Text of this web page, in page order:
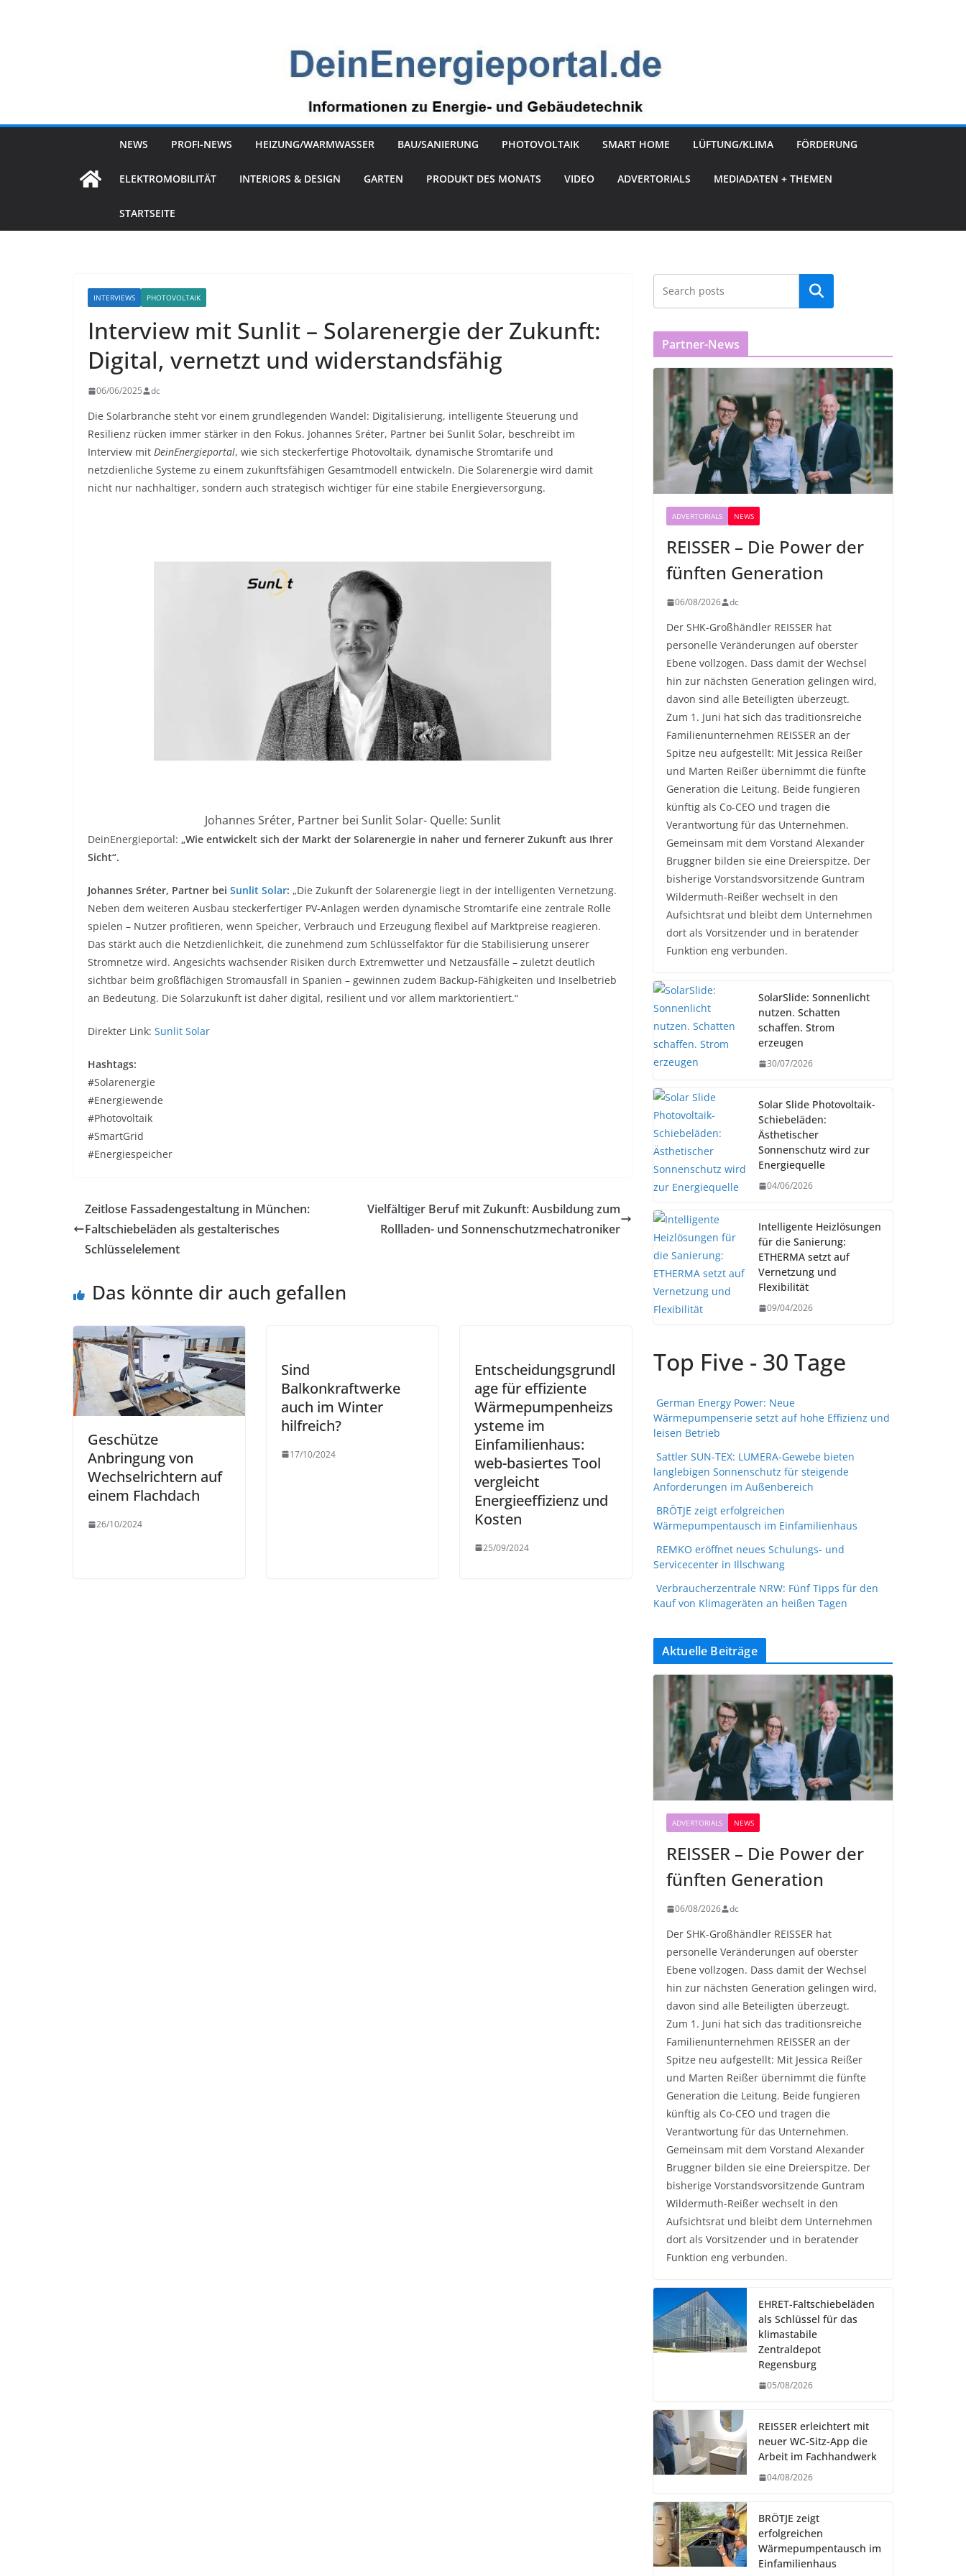
NEWS PROFI-NEWS HEIZUNG/WARMWASSER BAU/SANIERUNG PHOTOVOLTAIK SMART HOME LÜFTUNG/KLIMA FÖRDERUNG
ELEKTROMOBILITÄT INTERIORS & DESIGN GARTEN PRODUKT DES MONATS VIDEO ADVERTORIALS MEDIADATEN + THEMEN
STARTSEITE
INTERVIEWS PHOTOVOLTAIK
Interview mit Sunlit – Solarenergie der Zukunft:
Digital, vernetzt und widerstandsfähig
06/06/2025 dc
Die Solarbranche steht vor einem grundlegenden Wandel: Digitalisierung, intelligente Steuerung und
Resilienz rücken immer stärker in den Fokus. Johannes Sréter, Partner bei Sunlit Solar, beschreibt im
Interview mit DeinEnergieportal, wie sich steckerfertige Photovoltaik, dynamische Stromtarife und
netzdienliche Systeme zu einem zukunftsfähigen Gesamtmodell entwickeln. Die Solarenergie wird damit
nicht nur nachhaltiger, sondern auch strategisch wichtiger für eine stabile Energieversorgung.
Johannes Sréter, Partner bei Sunlit Solar- Quelle: Sunlit
DeinEnergieportal: „Wie entwickelt sich der Markt der Solarenergie in naher und fernerer Zukunft aus Ihrer
Sicht“.
Johannes Sréter, Partner bei Sunlit Solar: „Die Zukunft der Solarenergie liegt in der intelligenten Vernetzung.
Neben dem weiteren Ausbau steckerfertiger PV-Anlagen werden dynamische Stromtarife eine zentrale Rolle
spielen – Nutzer profitieren, wenn Speicher, Verbrauch und Erzeugung flexibel auf Marktpreise reagieren.
Das stärkt auch die Netzdienlichkeit, die zunehmend zum Schlüsselfaktor für die Stabilisierung unserer
Stromnetze wird. Angesichts wachsender Risiken durch Extremwetter und Netzausfälle – zuletzt deutlich
sichtbar beim großflächigen Stromausfall in Spanien – gewinnen zudem Backup-Fähigkeiten und Inselbetrieb
an Bedeutung. Die Solarzukunft ist daher digital, resilient und vor allem marktorientiert.“
Direkter Link: Sunlit Solar
Hashtags:
#Solarenergie
#Energiewende
#Photovoltaik
#SmartGrid
#Energiespeicher
Zeitlose Fassadengestaltung in München:
Faltschiebeläden als gestalterisches
Schlüsselelement
Vielfältiger Beruf mit Zukunft: Ausbildung zum
Rollladen- und Sonnenschutzmechatroniker
Das könnte dir auch gefallen
Geschütze
Anbringung von
Wechselrichtern auf
einem Flachdach
26/10/2024
Sind
Balkonkraftwerke
auch im Winter
hilfreich?
17/10/2024
Entscheidungsgrundl
age für effiziente
Wärmepumpenheizs
ysteme im
Einfamilienhaus:
web-basiertes Tool
vergleicht
Energieeffizienz und
Kosten
25/09/2024
Partner-News
ADVERTORIALS NEWS
REISSER – Die Power der
fünften Generation
06/08/2026 dc
Der SHK-Großhändler REISSER hat
personelle Veränderungen auf oberster
Ebene vollzogen. Dass damit der Wechsel
hin zur nächsten Generation gelingen wird,
davon sind alle Beteiligten überzeugt.
Zum 1. Juni hat sich das traditionsreiche
Familienunternehmen REISSER an der
Spitze neu aufgestellt: Mit Jessica Reißer
und Marten Reißer übernimmt die fünfte
Generation die Leitung. Beide fungieren
künftig als Co-CEO und tragen die
Verantwortung für das Unternehmen.
Gemeinsam mit dem Vorstand Alexander
Bruggner bilden sie eine Dreierspitze. Der
bisherige Vorstandsvorsitzende Guntram
Wildermuth-Reißer wechselt in den
Aufsichtsrat und bleibt dem Unternehmen
dort als Vorsitzender und in beratender
Funktion eng verbunden.
SolarSlide: Sonnenlicht
nutzen. Schatten
schaffen. Strom
erzeugen
30/07/2026
Solar Slide Photovoltaik-
Schiebeläden:
Ästhetischer
Sonnenschutz wird zur
Energiequelle
04/06/2026
Intelligente Heizlösungen
für die Sanierung:
ETHERMA setzt auf
Vernetzung und
Flexibilität
09/04/2026
Top Five - 30 Tage
German Energy Power: Neue
Wärmepumpenserie setzt auf hohe Effizienz und
leisen Betrieb
Sattler SUN-TEX: LUMERA-Gewebe bieten
langlebigen Sonnenschutz für steigende
Anforderungen im Außenbereich
BRÖTJE zeigt erfolgreichen
Wärmepumpentausch im Einfamilienhaus
REMKO eröffnet neues Schulungs- und
Servicecenter in Illschwang
Verbraucherzentrale NRW: Fünf Tipps für den
Kauf von Klimageräten an heißen Tagen
Aktuelle Beiträge
ADVERTORIALS NEWS
REISSER – Die Power der
fünften Generation
06/08/2026 dc
Der SHK-Großhändler REISSER hat
personelle Veränderungen auf oberster
Ebene vollzogen. Dass damit der Wechsel
hin zur nächsten Generation gelingen wird,
davon sind alle Beteiligten überzeugt.
Zum 1. Juni hat sich das traditionsreiche
Familienunternehmen REISSER an der
Spitze neu aufgestellt: Mit Jessica Reißer
und Marten Reißer übernimmt die fünfte
Generation die Leitung. Beide fungieren
künftig als Co-CEO und tragen die
Verantwortung für das Unternehmen.
Gemeinsam mit dem Vorstand Alexander
Bruggner bilden sie eine Dreierspitze. Der
bisherige Vorstandsvorsitzende Guntram
Wildermuth-Reißer wechselt in den
Aufsichtsrat und bleibt dem Unternehmen
dort als Vorsitzender und in beratender
Funktion eng verbunden.
EHRET-Faltschiebeläden
als Schlüssel für das
klimastabile
Zentraldepot
Regensburg
05/08/2026
REISSER erleichtert mit
neuer WC-Sitz-App die
Arbeit im Fachhandwerk
04/08/2026
BRÖTJE zeigt
erfolgreichen
Wärmepumpentausch im
Einfamilienhaus